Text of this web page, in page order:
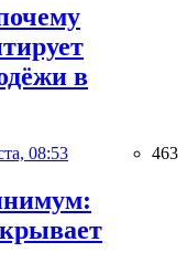
в
08:53 463